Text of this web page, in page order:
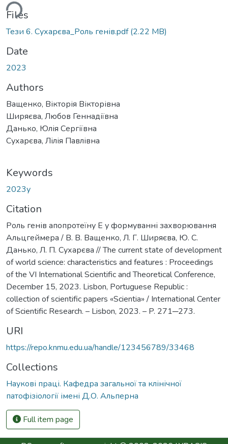
Files
Тези 6. Сухарєва_Роль генів.pdf(2.22 MB)
Date
2023
Authors
Ващенко, Вікторія Вікторівна
Ширяєва, Любов Геннадіївна
Данько, Юлія Сергіївна
Сухарєва, Лілія Павлівна
Keywords
2023у
Citation
Роль генів апопротеїну Е у формуванні захворювання
Альцгеймера / В. В. Ващенко, Л. Г. Ширяєва, Ю. С.
Данько, Л. П. Сухарєва // The current state of development
of world science: characteristics and features : Proceedings
of the VI International Scientific and Theoretical Conference,
December 15, 2023. Lisbon, Portuguese Republic :
collection of scientific papers «Scientia» / International Center
of Scientific Research. – Lisbon, 2023. – P. 271─273.
URI
https://repo.knmu.edu.ua/handle/123456789/33468
Collections
Наукові праці. Кафедра загальної та клінічної
патофізіології імені Д.О. Альперна
Full item page